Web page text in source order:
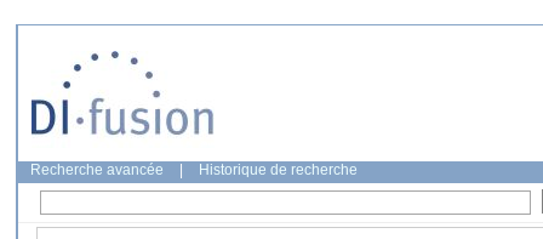
Recherche avancée Historique de recherche